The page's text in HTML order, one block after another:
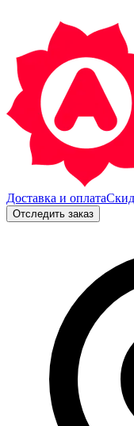
Доставка и оплата
Отследить заказ